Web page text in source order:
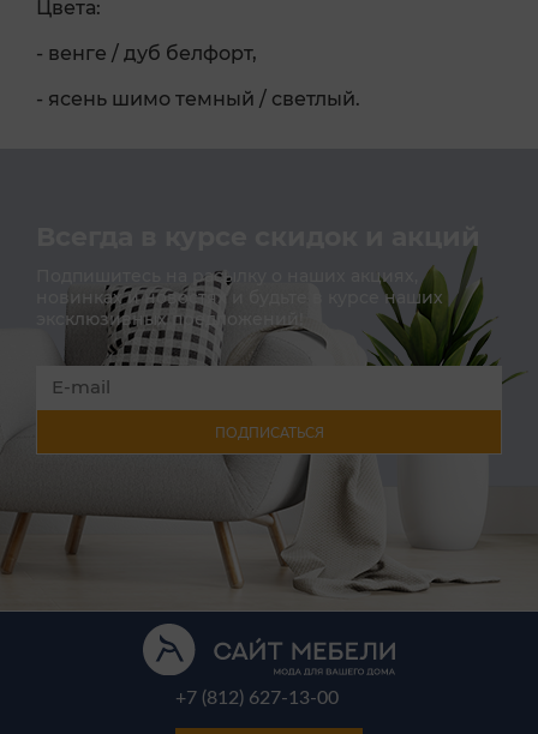
Цвета:
- венге / дуб белфорт,
- ясень шимо темный / светлый.
Всегда в курсе скидок и акций
Подпишитесь на расылку о наших акциях,
новинках и новостях и будьте в курсе наших
эксклюзивных предложений!
ПОДПИСАТЬСЯ
+7 (812) 627-13-00